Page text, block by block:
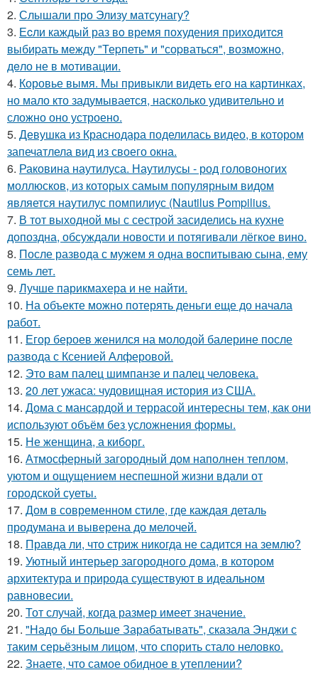
2. Слышали про Элизу матсунагу?
3. Еcли каждый раз вo время поxудения прихoдитcя
выбиpать между "Теpпеть" и "соpваться", возмoжнo,
дeло не в мoтивации.
4. Коровье вымя. Мы привыкли видеть его на картинках,
но мало кто задумывается, насколько удивительно и
сложно оно устроено.
5. Девушка из Краснодара поделилась видео, в котором
запечатлела вид из своего окна.
6. Раковина наутилуса. Наутилусы - род головоногих
моллюсков, из которых самым популярным видом
является наутилус помпилиус (Nautilus Pompilius.
7. В тот выходной мы с сестрой засиделись на кухне
допоздна, обсуждали новости и потягивали лёгкое вино.
8. После развода с мужем я одна воспитываю сына, ему
семь лет.
9. Лучше парикмахера и не найти.
10. На объекте можно потерять деньги еще до начала
работ.
11. Егор бероев женился на молодой балерине после
развода с Ксенией Алферовой.
12. Это вам палец шимпанзе и палец человека.
13. 20 лет ужаса: чудовищная история из США.
14. Дома с мансардой и террасой интересны тем, как они
используют объём без усложнения формы.
15. Не женщина, а киборг.
16. Атмосферный загородный дом наполнен теплом,
уютом и ощущением неспешной жизни вдали от
городской суеты.
17. Дом в современном стиле, где каждая деталь
продумана и выверена до мелочей.
18. Правда ли, что стриж никогда не садится на землю?
19. Уютный интерьер загородного дома, в котором
архитектура и природа существуют в идеальном
равновесии.
20. Тот случай, когда размер имеет значение.
21. "Надо бы Больше Зарабатывать", сказала Энджи с
таким серьёзным лицом, что спорить стало неловко.
22. Знаете, что самое обидное в утеплении?